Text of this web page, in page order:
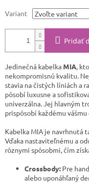
Variant
Pridať
Jedinečná kabelka MIA,
nekompromisnú kvalitu.
stavia na čistých líniách a
pôsobí luxusne a
univerzálna. Jej hlavným
prispôsobí každému vášmu
​Kabelka MIA je navrhnutá
Vďaka nastaviteľnému a
rôznymi spôsobmi, čím
Crossbody: Pre
alebo uponáhľaný